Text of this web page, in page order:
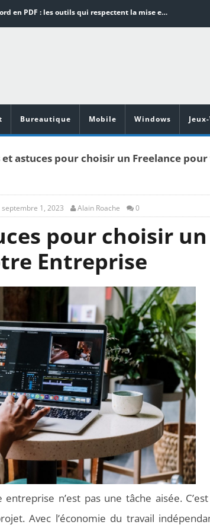
Word en PDF : les outils qui respectent la mise en page
Vidéoprojecteurs Asus : Top 6 des meilleurs modèles de la marque
Bureautique Mobile Windows
et astuces pour choisir un Freelance
septembre 1, 2023 Alain Roache 0
pour choisir un
Entreprise
n’est pas une tâche aisée.
Avec l’économie du travail